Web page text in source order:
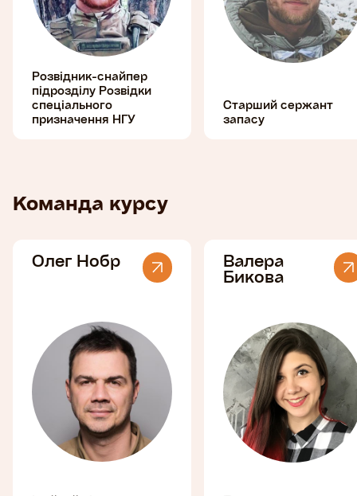
Розвідник-снайпер
підрозділу Розвідки
спеціального
призначення НГУ
Старший сержант
запасу
Команда курсу
Олег Нобр Валера
Бикова